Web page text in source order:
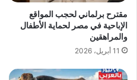
مقترح برلماني لحجب المواقع
الإباحية في مصر لحماية الأطفال
والمراهقين
11 أبريل، 2026